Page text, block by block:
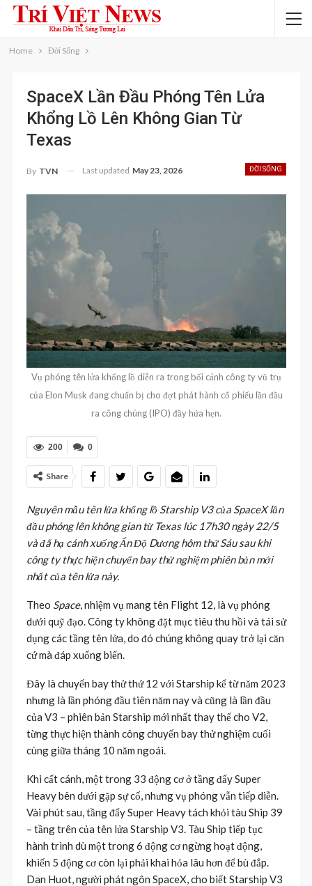
Home Đời Sống
SpaceX Lần Đầu Phóng Tên Lửa
Khổng Lồ Lên Không Gian Từ
Texas
ĐỜI SỐNG
By TVN Last updated May 23, 2026
Vụ phóng tên lửa khổng lồ diễn ra trong bối cảnh công ty vũ trụ
của Elon Musk đang chuẩn bị cho đợt phát hành cổ phiếu lần đầu
ra công chúng (IPO) đầy hứa hẹn.
0
200
Share
Nguyên mẫu tên lửa khổng lồ Starship V3 của SpaceX lần
đầu phóng lên không gian từ Texas lúc 17h30 ngày 22/5
và đã hạ cánh xuống Ấn Độ Dương hôm thứ Sáu sau khi
công ty thực hiện chuyến bay thử nghiệm phiên bản mới
nhất của tên lửa này.
Theo Space, nhiệm vụ mang tên Flight 12, là vụ phóng
dưới quỹ đạo. Công ty không đặt mục tiêu thu hồi và tái sử
dụng các tầng tên lửa, do đó chúng không quay trở lại căn
cứ mà đáp xuống biển.
Đây là chuyến bay thử thứ 12 với Starship kể từ năm 2023
nhưng là lần phóng đầu tiên năm nay và cũng là lần đầu
của V3 – phiên bản Starship mới nhất thay thế cho V2,
từng thực hiện thành công chuyến bay thử nghiệm cuối
cùng giữa tháng 10 năm ngoái.
Khi cất cánh, một trong 33 động cơ ở tầng đẩy Super
Heavy bên dưới gặp sự cố, nhưng vụ phóng vẫn tiếp diễn.
Vài phút sau, tầng đẩy Super Heavy tách khỏi tàu Ship 39
– tầng trên của tên lửa Starship V3. Tàu Ship tiếp tục
hành trình dù một trong 6 động cơ ngừng hoạt động,
khiến 5 động cơ còn lại phải khai hỏa lâu hơn để bù đắp.
Dan Huot, người phát ngôn SpaceX, cho biết Starship V3